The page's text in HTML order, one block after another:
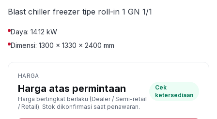
Blast chiller freezer tipe roll-in 1 GN 1/1
Daya: 14.12 kW
Dimensi: 1300 × 1330 × 2400 mm
HARGA
Harga atas permintaan
Harga bertingkat berlaku (Dealer / Semi-retail
/ Retail). Stok dikonfirmasi saat penawaran.
Cek
ketersediaan